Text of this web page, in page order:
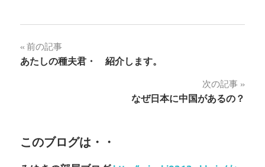
投
稿
ゲ
前の記事
あたしの種夫君・ 紹介します。
次の記事
なぜ日本に中国があるの？
このブログは・・